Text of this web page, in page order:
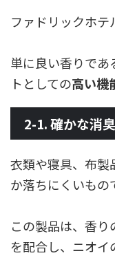
ファドリックホテ
単に良い香りであ
トとしての高い機
2-1. 確かな消
衣類や寝具、布製
か落ちにくいもの
この製品は、香り
を配合し、ニオイ